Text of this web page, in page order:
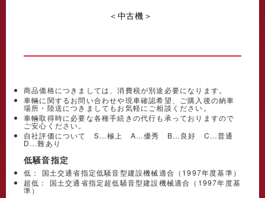
＜中古機＞
商品価格につきましては、消費税が別途必要になります。
車輛に関するお問い合わせや現車確認希望、ご購入後の納車
場所・陸送につきましてもお気軽にご相談ください。
車輛取得時に必要な各種手続きの代行も承っておりますので
ご安心ください。
自社評価について S…極上 A…優秀 B…良好 C…普通
D…難あり
低騒音指定
低： 国土交通省指定低騒音型建設機械適合（1997年度基準）
超低： 国土交通省指定超低騒音型建設機械適合（1997年度基
準）